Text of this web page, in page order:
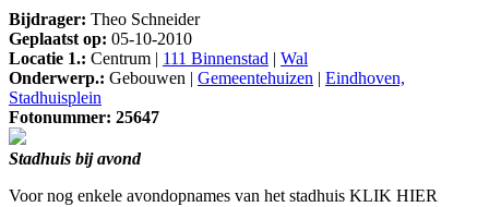
Bijdrager: Theo Schneider
Geplaatst op: 05-10-2010
Locatie 1.: Centrum | 111 Binnenstad | Wal
Onderwerp.: Gebouwen | Gemeentehuizen | Eindhoven,
Stadhuisplein
Fotonummer: 25647
Stadhuis bij avond
Voor nog enkele avondopnames van het stadhuis KLIK HIER